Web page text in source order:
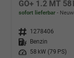
sofort lieferbar
Fahrzeugnr. 1278406
Kraftstoff
Benzin
Leistung
58 kW (79 PS)